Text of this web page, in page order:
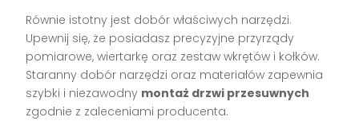
Równie istotny jest dobór właściwych narzędzi.
Upewnij się, że posiadasz precyzyjne przyrządy
pomiarowe, wiertarkę oraz zestaw wkrętów i kołków.
Staranny dobór narzędzi oraz materiałów zapewnia
szybki i niezawodny montaż drzwi przesuwnych
zgodnie z zaleceniami producenta.